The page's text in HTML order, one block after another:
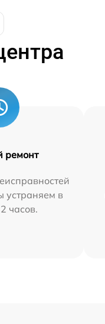
ремонт
устраняем в
часов.